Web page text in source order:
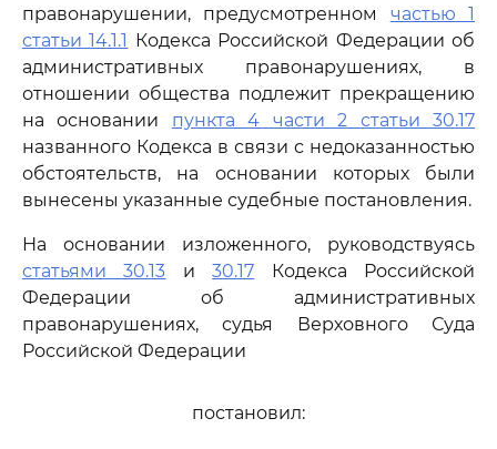
правонарушении, предусмотренном частью 1
статьи 14.1.1 Кодекса Российской Федерации об
административных правонарушениях, в
отношении общества подлежит прекращению
на основании пункта 4 части 2 статьи 30.17
названного Кодекса в связи с недоказанностью
обстоятельств, на основании которых были
вынесены указанные судебные постановления.
На основании изложенного, руководствуясь
статьями 30.13 и30.17 Кодекса Российской
Федерации об административных
правонарушениях, судья Верховного Суда
Российской Федерации
постановил: